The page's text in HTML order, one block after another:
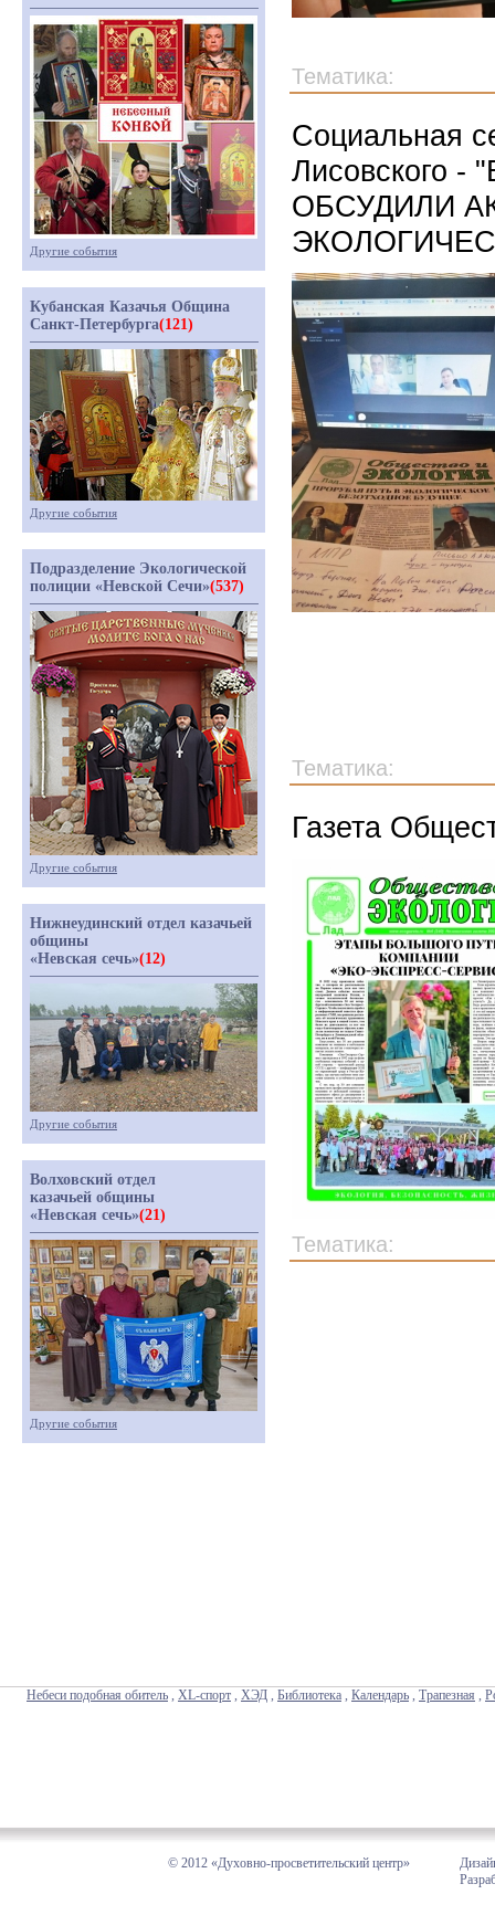
Тематика:
Социальная
Лисовского
ОБСУДИЛИ
Тематика:
Газета
Тематика:
Другие события
Кубанская Казачья Община
Санкт-Петербурга(121)
Другие события
Подразделение Экологической
полиции «Невской Сечи»(537)
Другие события
Нижнеудинский отдел казачьей
общины
«Невская сечь»(12)
Другие события
Волховский отдел
казачьей общины
«Невская сечь»(21)
Другие события
Небеси подобная обитель , XL-спорт , ХЭД , Библиотека , Календарь , Трапезная ,
© 2012 «Духовно-просветительский центр»